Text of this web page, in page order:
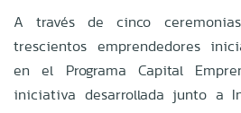
A través de cinco
trescientos emprendedores
en el Programa Capital
iniciativa desarrollada junto a